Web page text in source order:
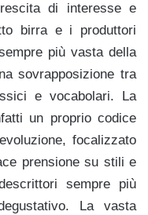
di interesse e
birra e i produttori
più vasta della
sovrapposizione tra
e vocabolari. La
un proprio codice
focalizzato
prensione su stili e
sempre più
La vasta